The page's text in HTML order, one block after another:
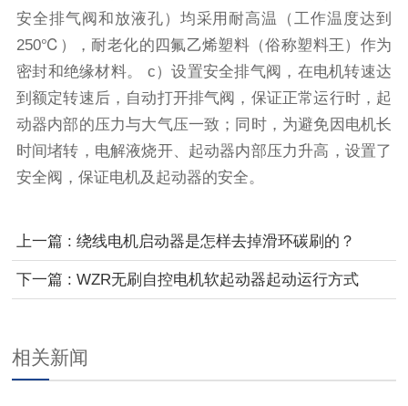
安全排气阀和放液孔）均采用耐高温（工作温度达到
250℃），耐老化的四氟乙烯塑料（俗称塑料王）作为
密封和绝缘材料。 c）设置安全排气阀，在电机转速达
到额定转速后，自动打开排气阀，保证正常运行时，起
动器内部的压力与大气压一致；同时，为避免因电机长
时间堵转，电解液烧开、起动器内部压力升高，设置了
安全阀，保证电机及起动器的安全。
上一篇 : 绕线电机启动器是怎样去掉滑环碳刷的？
下一篇 : WZR无刷自控电机软起动器起动运行方式
相关新闻